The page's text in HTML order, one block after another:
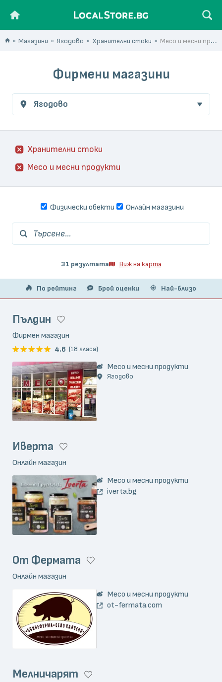
Магазини Ягодово Хранителни стоки Месо и месни продукти
Фирмени магазини
Ягодово
Хранителни стоки
Месо и месни продукти
Физически обекти Онлайн магазини
Търсене...
31 резултата Виж на карта
По рейтинг Брой оценки Най-близо
Пълдин
Фирмен магазин
4.6 (18 гласа)
Месо и месни продукти
Ягодово
Иверта
Онлайн магазин
Месо и месни продукти
iverta.bg
От Фермата
Онлайн магазин
Месо и месни продукти
ot-fermata.com
Мелничарят